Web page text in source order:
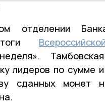
отделении
лидеров по сумме
сданных монет